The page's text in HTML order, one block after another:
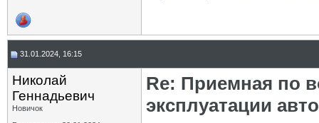
31.01.2024, 16:15
Николай
Геннадьевич
Новичок
Re: Приемная по
эксплуатации